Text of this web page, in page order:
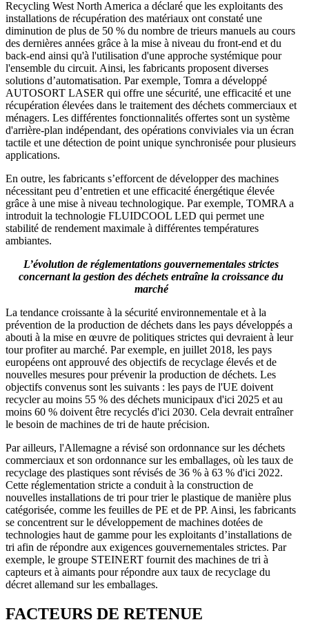
Recycling West North America a déclaré que les exploitants des
installations de récupération des matériaux ont constaté une
diminution de plus de 50 % du nombre de trieurs manuels au cours
des dernières années grâce à la mise à niveau du front-end et du
back-end ainsi qu'à l'utilisation d'une approche systémique pour
l'ensemble du circuit. Ainsi, les fabricants proposent diverses
solutions d’automatisation. Par exemple, Tomra a développé
AUTOSORT LASER qui offre une sécurité, une efficacité et une
récupération élevées dans le traitement des déchets commerciaux et
ménagers. Les différentes fonctionnalités offertes sont un système
d'arrière-plan indépendant, des opérations conviviales via un écran
tactile et une détection de point unique synchronisée pour plusieurs
applications.
En outre, les fabricants s’efforcent de développer des machines
nécessitant peu d’entretien et une efficacité énergétique élevée
grâce à une mise à niveau technologique. Par exemple, TOMRA a
introduit la technologie FLUIDCOOL LED qui permet une
stabilité de rendement maximale à différentes températures
ambiantes.
L’évolution de réglementations gouvernementales strictes
concernant la gestion des déchets entraîne la croissance du
marché
La tendance croissante à la sécurité environnementale et à la
prévention de la production de déchets dans les pays développés a
abouti à la mise en œuvre de politiques strictes qui devraient à leur
tour profiter au marché. Par exemple, en juillet 2018, les pays
européens ont approuvé des objectifs de recyclage élevés et de
nouvelles mesures pour prévenir la production de déchets. Les
objectifs convenus sont les suivants : les pays de l'UE doivent
recycler au moins 55 % des déchets municipaux d'ici 2025 et au
moins 60 % doivent être recyclés d'ici 2030. Cela devrait entraîner
le besoin de machines de tri de haute précision.
Par ailleurs, l'Allemagne a révisé son ordonnance sur les déchets
commerciaux et son ordonnance sur les emballages, où les taux de
recyclage des plastiques sont révisés de 36 % à 63 % d'ici 2022.
Cette réglementation stricte a conduit à la construction de
nouvelles installations de tri pour trier le plastique de manière plus
catégorisée, comme les feuilles de PE et de PP. Ainsi, les fabricants
se concentrent sur le développement de machines dotées de
technologies haut de gamme pour les exploitants d’installations de
tri afin de répondre aux exigences gouvernementales strictes. Par
exemple, le groupe STEINERT fournit des machines de tri à
capteurs et à aimants pour répondre aux taux de recyclage du
décret allemand sur les emballages.
FACTEURS DE RETENUE